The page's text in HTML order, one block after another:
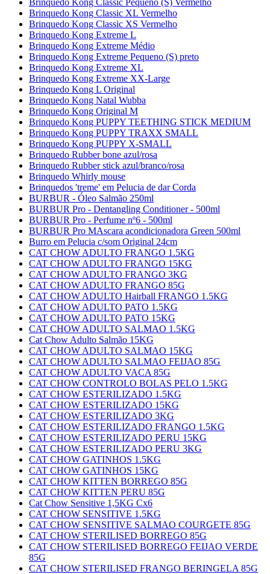
Brinquedo Kong Classic Pequeno (S) Vermelho
Brinquedo Kong Classic XL Vermelho
Brinquedo Kong Classic XS Vermelho
Brinquedo Kong Extreme L
Brinquedo Kong Extreme Médio
Brinquedo Kong Extreme Pequeno (S) preto
Brinquedo Kong Extreme XL
Brinquedo Kong Extreme XX-Large
Brinquedo Kong L Original
Brinquedo Kong Natal Wubba
Brinquedo Kong Original M
Brinquedo Kong PUPPY TEETHING STICK MEDIUM
Brinquedo Kong PUPPY TRAXX SMALL
Brinquedo Kong PUPPY X-SMALL
Brinquedo Rubber bone azul/rosa
Brinquedo Rubber stick azul/branco/rosa
Brinquedo Whirly mouse
Brinquedos 'treme' em Pelucia de dar Corda
BURBUR - Óleo Salmão 250ml
BURBUR Pro - Dentangling Conditioner - 500ml
BURBUR Pro - Perfume nº6 - 500ml
BURBUR Pro MAscara acondicionadora Green 500ml
Burro em Pelucia c/som Original 24cm
CAT CHOW ADULTO FRANGO 1.5KG
CAT CHOW ADULTO FRANGO 15KG
CAT CHOW ADULTO FRANGO 3KG
CAT CHOW ADULTO FRANGO 85G
CAT CHOW ADULTO Hairball FRANGO 1.5KG
CAT CHOW ADULTO PATO 1.5KG
CAT CHOW ADULTO PATO 15KG
CAT CHOW ADULTO SALMAO 1.5KG
Cat Chow Adulto Salmão 15KG
CAT CHOW ADULTO SALMAO 15KG
CAT CHOW ADULTO SALMAO FEIJAO 85G
CAT CHOW ADULTO VACA 85G
CAT CHOW CONTROLO BOLAS PELO 1.5KG
CAT CHOW ESTERILIZADO 1.5KG
CAT CHOW ESTERILIZADO 15KG
CAT CHOW ESTERILIZADO 3KG
CAT CHOW ESTERILIZADO FRANGO 1.5KG
CAT CHOW ESTERILIZADO PERU 15KG
CAT CHOW ESTERILIZADO PERU 3KG
CAT CHOW GATINHOS 1.5KG
CAT CHOW GATINHOS 15KG
CAT CHOW KITTEN BORREGO 85G
CAT CHOW KITTEN PERU 85G
Cat Chow Sensitive 1,5KG Cx6
CAT CHOW SENSITIVE 1.5KG
CAT CHOW SENSITIVE SALMAO COURGETE 85G
CAT CHOW STERILISED BORREGO 85G
CAT CHOW STERILISED BORREGO FEIJAO VERDE
85G
CAT CHOW STERILISED FRANGO BERINGELA 85G